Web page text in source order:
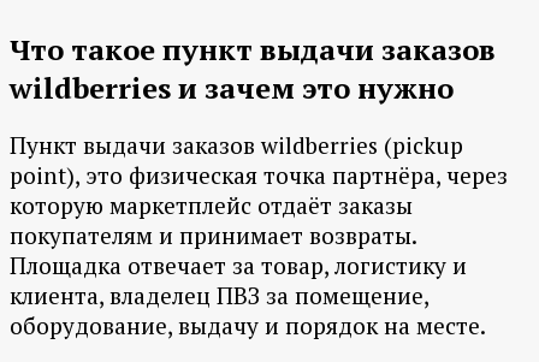
Что такое пункт выдачи заказов
wildberries и зачем это нужно
Пункт выдачи заказов wildberries (pickup
point), это физическая точка партнёра, через
которую маркетплейс отдаёт заказы
покупателям и принимает возвраты.
Площадка отвечает за товар, логистику и
клиента, владелец ПВЗ за помещение,
оборудование, выдачу и порядок на месте.